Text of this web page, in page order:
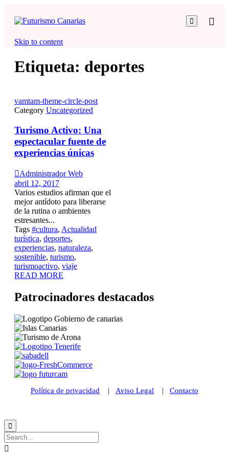

Skip to content
Etiqueta: deportes
vamtam-theme-circle-post
Category Uncategorized
Turismo Activo: Una
espectacular fuente de
experiencias únicas
Administrador Web
abril 12, 2017
Varios estudios afirman que el
mejor antídoto para liberarse
de la rutina o ambientes
estresantes...
Tags #cultura, Actualidad
turística, deportes,
experiencias, naturaleza,
sostenible, turismo,
turismoactivo, viaje
READ MORE
Patrocinadores destacados
Política de privacidad | Aviso Legal | Contacto

